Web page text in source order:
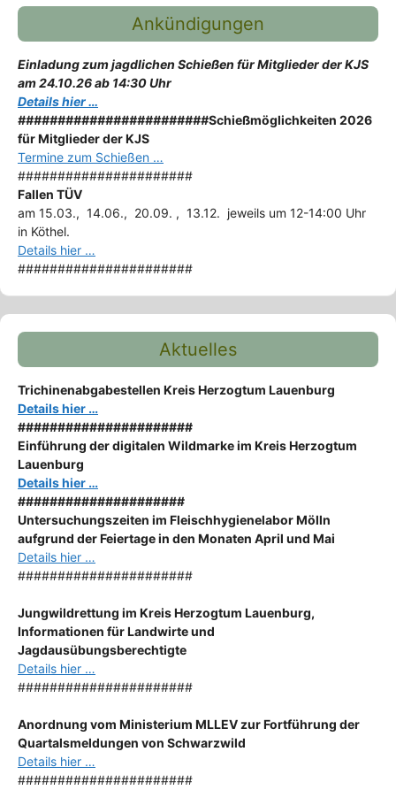
Ankündigungen
Einladung zum jagdlichen Schießen für Mitglieder der KJS
am 24.10.26 ab 14:30 Uhr
Details hier …
########################Schießmöglichkeiten 2026
für Mitglieder der KJS
Termine zum Schießen …
######################
Fallen TÜV
am 15.03., 14.06., 20.09. , 13.12. jeweils um 12-14:00 Uhr
in Köthel.
Details hier …
######################
Aktuelles
Trichinenabgabestellen Kreis Herzogtum Lauenburg
Details hier …
######################
Einführung der digitalen Wildmarke im Kreis Herzogtum
Lauenburg
Details hier …
#####################
Untersuchungszeiten im Fleischhygienelabor Mölln
aufgrund der Feiertage in den Monaten April und Mai
Details hier …
######################
Jungwildrettung im Kreis Herzogtum Lauenburg,
Informationen für Landwirte und
Jagdausübungsberechtigte
Details hier …
######################
Anordnung vom Ministerium MLLEV zur Fortführung der
Quartalsmeldungen von Schwarzwild
Details hier …
######################